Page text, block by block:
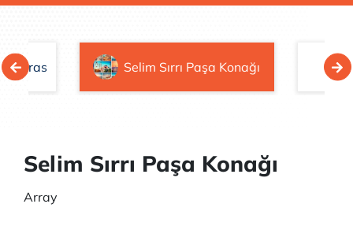
Teras Selim Sırrı Paşa Konağı
Selim Sırrı Paşa Konağı
Array